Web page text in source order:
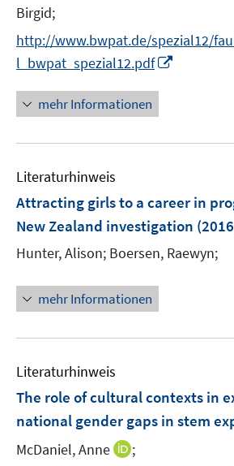
f
f
e
n
Birgid;
http://www.bwpat.de/spezial12/
l_bwpat_spezial12.pdf
u
F
e
n
s
ö
n
n
mehr Informationen
Literaturhinweis
Attracting girls to a career in
New Zealand investigation
Hunter, Alison; Boersen, Raewyn;
mehr Informationen
Literaturhinweis
The role of cultural contexts in
national gender gaps in stem
McDaniel, Anne
I;